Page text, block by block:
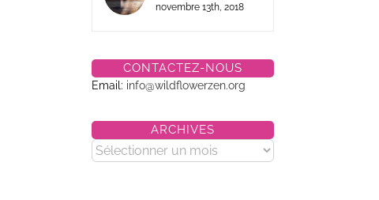
novembre 13th, 2018
CONTACTEZ-NOUS
Email: info@wildflowerzen.org
ARCHIVES
Archives